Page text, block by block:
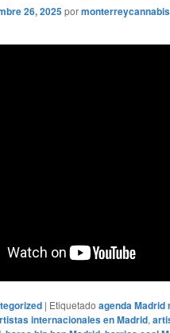
26, 2025pormonterreycannabis
| Etiquetado agenda Madrid
internacionales en Madrid,